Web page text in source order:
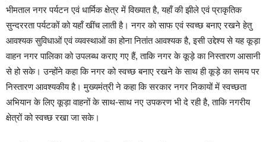
भीमताल नगर पर्यटन एवं धार्मिक क्षेत्र में विख्यात है, यहॉं की झीले एवं प्राकृतिक
सुन्दररता पर्यटकों को यहॉं खींच लाती है। नगर को साफ एवं स्वच्छ बनाए रखने हेतु
आवश्यक सुविधाओं एवं व्यवस्थाओं का होना नितांत आवश्यक है, इसी उद्देश्य से यह कूड़ा
वाहन नगर पालिका को उपलब्ध कराए गए हैं, ताकि नगर के कूड़े का निस्तारण आसानी
से हो सके। उन्होंने कहा कि नगर को स्वच्छ बनाए रखने के साथ ही कूड़े का समय पर
निस्तारण आवश्यकीय है। मुख्यमंत्री ने कहा कि सरकार नगर निकायों में स्वच्छता
अभियान के लिए कूड़ा वाहनों के साथ-साथ नए उपकरण भी दे रही है, ताकि नगरीय
क्षेत्रों को स्वच्छ रखा जा सके।